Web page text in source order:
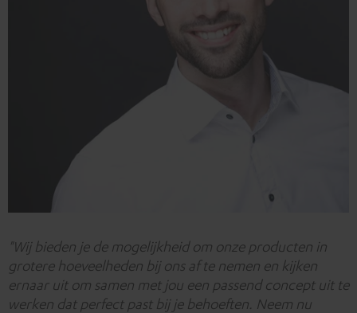
"Wij bieden je de mogelijkheid om onze producten in
grotere hoeveelheden bij ons af te nemen en kijken
ernaar uit om samen met jou een passend concept uit te
werken dat perfect past bij je behoeften. Neem nu